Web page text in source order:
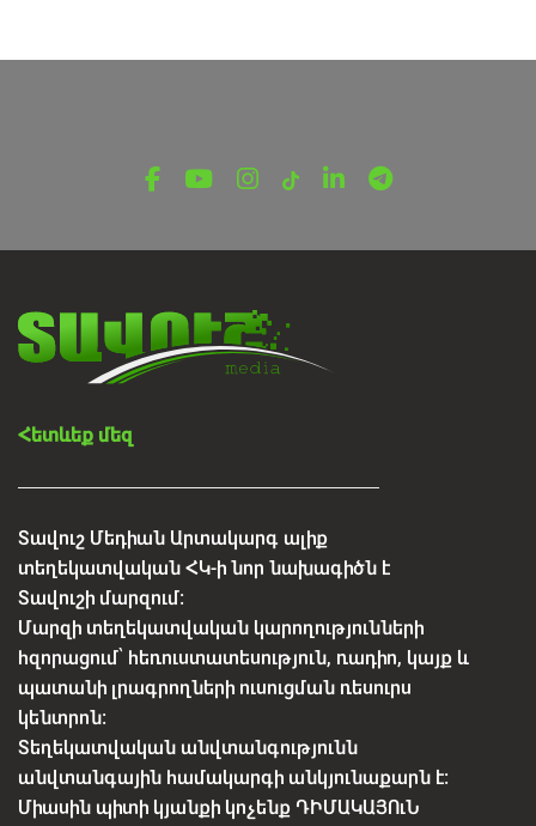
պատանի կարատեիստների մարզական
Հետևեք մեզ
Տավուշ Մեդիան Արտակարգ ալիք
տեղեկատվական ՀԿ-ի նոր նախագիծն է
Տավուշի մարզում:
Մարզի տեղեկատվական կարողությունների
հզորացում՝ հեռուստատեսություն, ռադիո, կայք և
պատանի լրագրողների ուսուցման ռեսուրս
կենտրոն:
Տեղեկատվական անվտանգությունն
անվտանգային համակարգի անկյունաքարն է:
Միասին պիտի կյանքի կոչենք ԴԻՄԱԿԱՅՈւՆ